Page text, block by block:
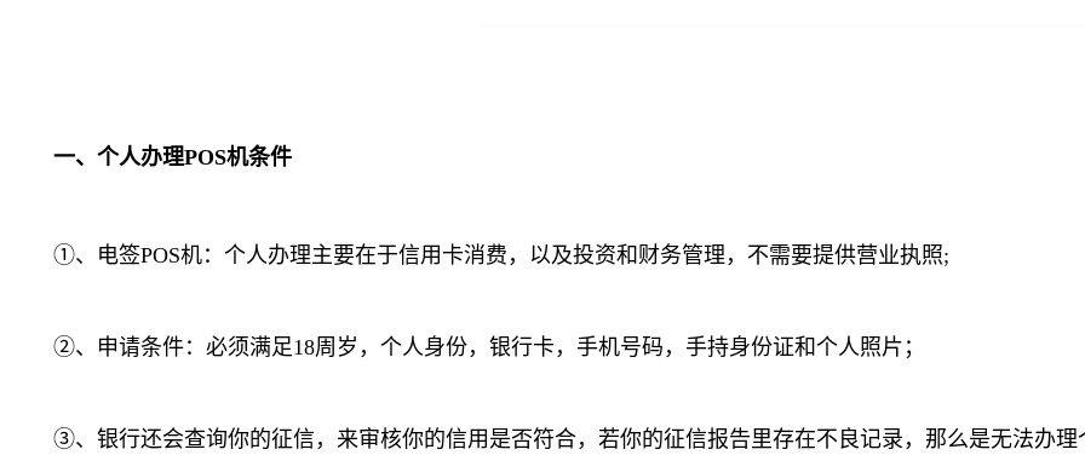
一、个人办理POS机条件
①、电签POS机：个人办理主要在于信用卡消费，以及投资和财务管理，不需要提供营业执照;
②、申请条件：必须满足18周岁，个人身份，银行卡，手机号码，手持身份证和个人照片；
③、银行还会查询你的征信，来审核你的信用是否符合，若你的征信报告里存在不良记录，那么是无法办理